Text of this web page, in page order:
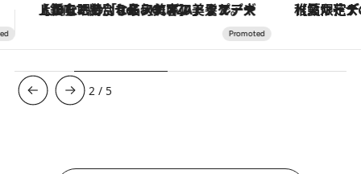
【夏限定ディナーコース】旬を迎える稚鮎や花ズッキーニなどをイタリア・トスカーナの郷土料理の手法で満喫！
3 / 5